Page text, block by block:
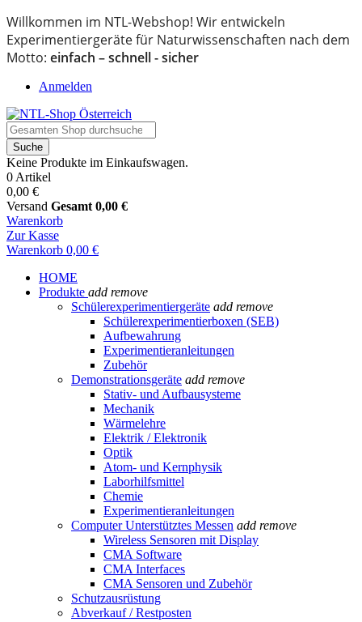
Willkommen im NTL-Webshop! Wir entwickeln
Experimentiergeräte für Naturwissenschaften nach dem
Motto: einfach – schnell - sicher
Anmelden
Suche
Keine Produkte im Einkaufswagen.
0 Artikel
0,00 €
Versand Gesamt 0,00 €
Warenkorb
Zur Kasse
Warenkorb 0,00 €
HOME
Produkte add remove
Schülerexperimentiergeräte add remove
Schülerexperimentierboxen (SEB)
Aufbewahrung
Experimentieranleitungen
Zubehör
Demonstrationsgeräte add remove
Stativ- und Aufbausysteme
Mechanik
Wärmelehre
Elektrik / Elektronik
Optik
Atom- und Kernphysik
Laborhilfsmittel
Chemie
Experimentieranleitungen
Computer Unterstütztes Messen add remove
Wireless Sensoren mit Display
CMA Software
CMA Interfaces
CMA Sensoren und Zubehör
Schutzausrüstung
Abverkauf / Restposten